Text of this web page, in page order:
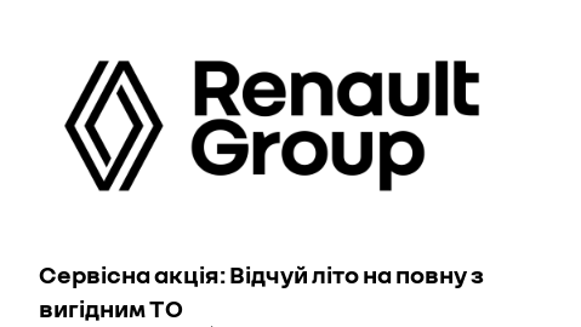
Сервісна акція: Відчуй літо на повну з
вигідним ТО